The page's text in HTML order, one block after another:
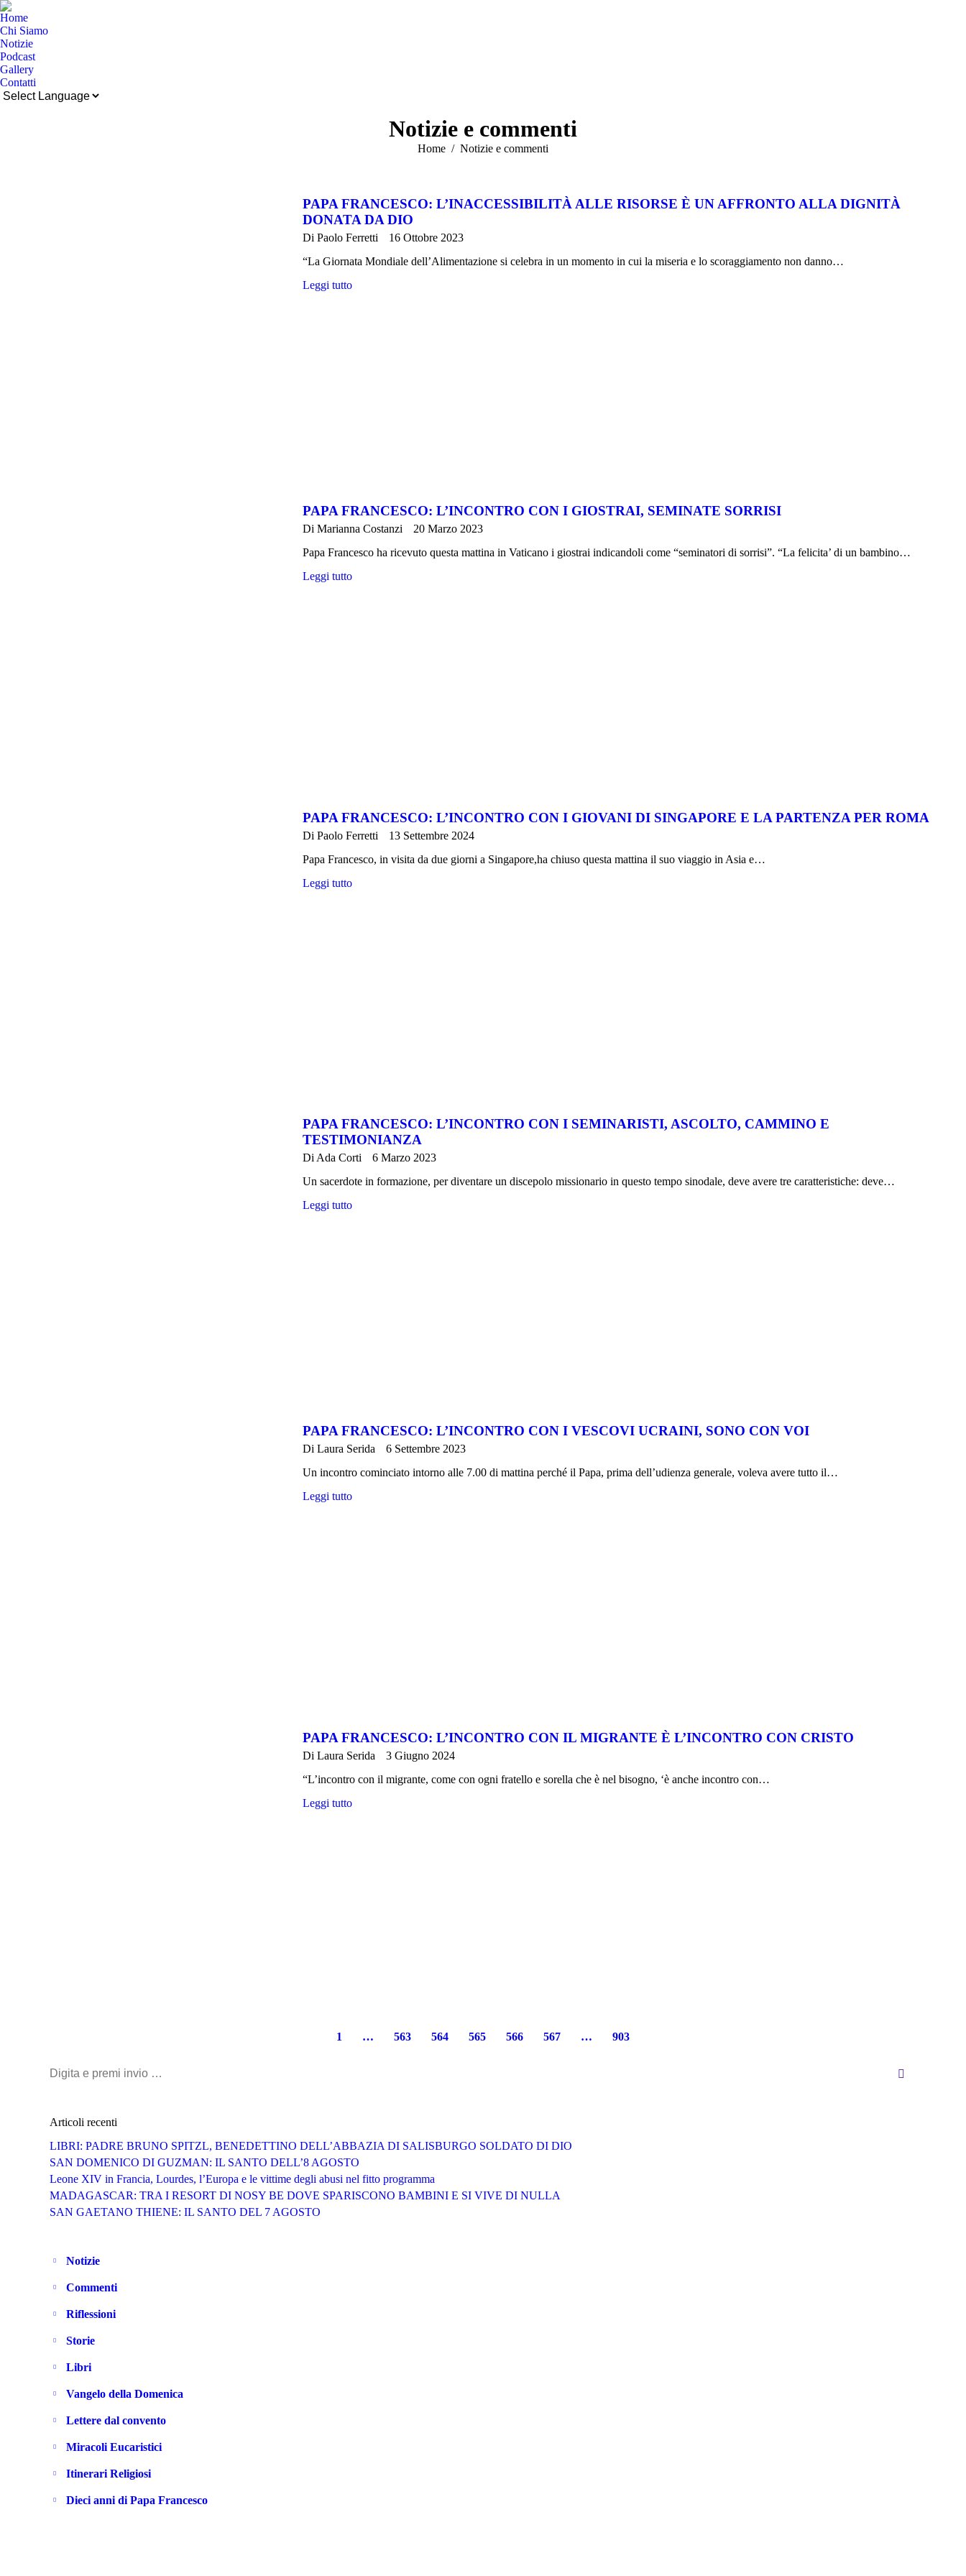
Home
Chi Siamo
Notizie
Podcast
Gallery
Contatti
Notizie e commenti
Tu sei qui:
Home Notizie e commenti
PAPA FRANCESCO: L’INACCESSIBILITÀ ALLE RISORSE È UN AFFRONTO ALLA DIGNITÀ
DONATA DA DIO
Di Paolo Ferretti
16 Ottobre 2023
“La Giornata Mondiale dell’Alimentazione si celebra in un momento in cui la miseria e lo scoraggiamento non danno…
Leggi tutto
PAPA FRANCESCO: L’INCONTRO CON I GIOSTRAI, SEMINATE SORRISI
Di Marianna Costanzi
20 Marzo 2023
Papa Francesco ha ricevuto questa mattina in Vaticano i giostrai indicandoli come “seminatori di sorrisi”. “La felicita’ di un bambino…
Leggi tutto
PAPA FRANCESCO: L’INCONTRO CON I GIOVANI DI SINGAPORE E LA PARTENZA PER ROMA
Di Paolo Ferretti
13 Settembre 2024
Papa Francesco, in visita da due giorni a Singapore,ha chiuso questa mattina il suo viaggio in Asia e…
Leggi tutto
PAPA FRANCESCO: L’INCONTRO CON I SEMINARISTI, ASCOLTO, CAMMINO E
TESTIMONIANZA
Di Ada Corti
6 Marzo 2023
Un sacerdote in formazione, per diventare un discepolo missionario in questo tempo sinodale, deve avere tre caratteristiche: deve…
Leggi tutto
PAPA FRANCESCO: L’INCONTRO CON I VESCOVI UCRAINI, SONO CON VOI
Di Laura Serida
6 Settembre 2023
Un incontro cominciato intorno alle 7.00 di mattina perché il Papa, prima dell’udienza generale, voleva avere tutto il…
Leggi tutto
PAPA FRANCESCO: L’INCONTRO CON IL MIGRANTE È L’INCONTRO CON CRISTO
Di Laura Serida
3 Giugno 2024
“L’incontro con il migrante, come con ogni fratello e sorella che è nel bisogno, ‘è anche incontro con…
Leggi tutto
1 … 563 564 565 566 567 … 903
Cerca:
Articoli recenti
LIBRI: PADRE BRUNO SPITZL, BENEDETTINO DELL’ABBAZIA DI SALISBURGO SOLDATO DI DIO
SAN DOMENICO DI GUZMAN: IL SANTO DELL’8 AGOSTO
Leone XIV in Francia, Lourdes, l’Europa e le vittime degli abusi nel fitto programma
MADAGASCAR: TRA I RESORT DI NOSY BE DOVE SPARISCONO BAMBINI E SI VIVE DI NULLA
SAN GAETANO THIENE: IL SANTO DEL 7 AGOSTO
Notizie
Commenti
Riflessioni
Storie
Libri
Vangelo della Domenica
Lettere dal convento
Miracoli Eucaristici
Itinerari Religiosi
Dieci anni di Papa Francesco